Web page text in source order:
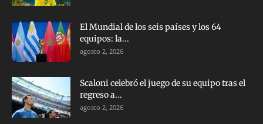
El Mundial de los seis países y los 64
equipos: la...
agosto 2, 2026
Scaloni celebró el juego de su equipo tras el
regreso a...
agosto 2, 2026